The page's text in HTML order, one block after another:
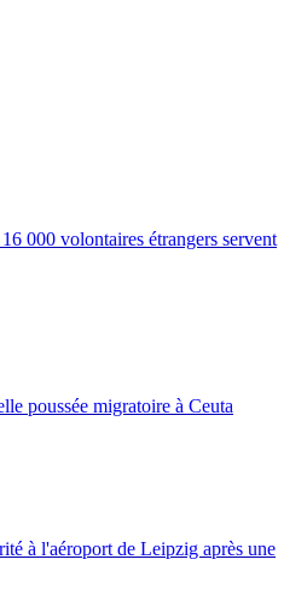
000 volontaires étrangers servent
poussée migratoire à Ceuta
à l'aéroport de Leipzig après une